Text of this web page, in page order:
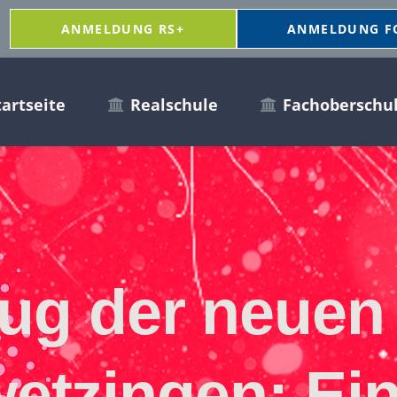
ANMELDUNG RS+ ANMELDUNG
Realschule
der